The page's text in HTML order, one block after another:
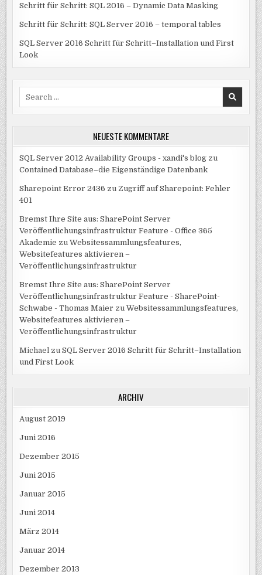
Schritt für Schritt: SQL 2016 – Dynamic Data Masking
Schritt für Schritt: SQL Server 2016 – temporal tables
SQL Server 2016 Schritt für Schritt–Installation und First
Look
NEUESTE KOMMENTARE
SQL Server 2012 Availability Groups - xandi's blog zu
Contained Database–die Eigenständige Datenbank
Sharepoint Error 2436 zu Zugriff auf Sharepoint: Fehler
401
Bremst Ihre Site aus: SharePoint Server
Veröffentlichungsinfrastruktur Feature - Office 365
Akademie zuWebsitessammlungsfeatures,
Websitefeatures aktivieren –
Veröffentlichungsinfrastruktur
Bremst Ihre Site aus: SharePoint Server
Veröffentlichungsinfrastruktur Feature - SharePoint-
Schwabe - Thomas Maier zuWebsitessammlungsfeatures,
Websitefeatures aktivieren –
Veröffentlichungsinfrastruktur
Michael zuSQL Server 2016 Schritt für Schritt–Installation
und First Look
ARCHIV
August 2019
Juni 2016
Dezember 2015
Juni 2015
Januar 2015
Juni 2014
März 2014
Januar 2014
Dezember 2013